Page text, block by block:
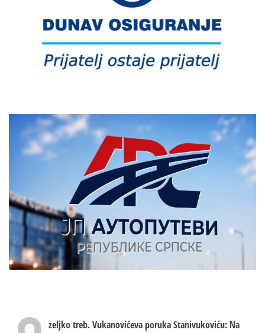
zeljko treb.Vukanovićeva poruka Stanivukoviću: Na